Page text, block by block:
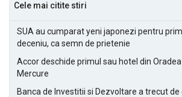
Cele mai citite stiri
SUA au cumparat yeni japonezi pentru
deceniu, ca semn de prietenie
Accor deschide primul sau hotel din Oradea
Mercure
Banca de Investitii si Dezvoltare a trecut